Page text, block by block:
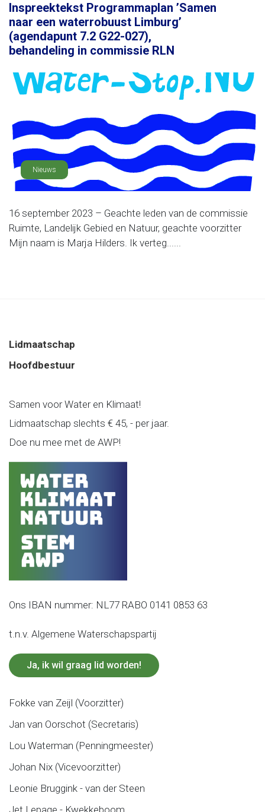
Inspreektekst Programmaplan ’Samen
naar een waterrobuust Limburg’
(agendapunt 7.2 G22-027),
behandeling in commissie RLN
Nieuws
16 september 2023 – Geachte leden van de commissie
Ruimte, Landelijk Gebied en Natuur, geachte voorzitter
Mijn naam is Marja Hilders. Ik verteg......
Lidmaatschap
Hoofdbestuur
Samen voor Water en Klimaat!
Lidmaatschap slechts € 45, - per jaar.
Doe nu mee met de AWP!
Ons IBAN nummer: NL77 RABO 0141 0853 63
t.n.v. Algemene Waterschapspartij
Ja, ik wil graag lid worden!
Fokke van Zeijl (Voorzitter)
Jan van Oorschot (Secretaris)
Lou Waterman (Penningmeester)
Johan Nix (Vicevoorzitter)
Leonie Bruggink - van der Steen
Jet Lepage - Kwekkeboom